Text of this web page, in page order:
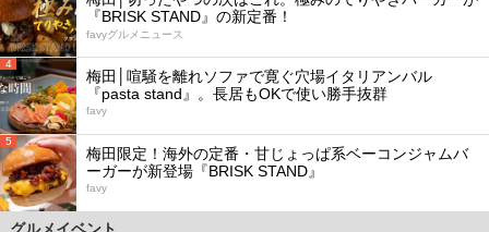
『BRISK STAND』の新定番！
favyグルメニュース
4
梅田│喧騒を離れソファで寛ぐ穴場イタリアンバル
『pasta stand』。長居もOKで使い勝手抜群
favy
5
梅田限定！海外の定番・甘じょっぱ系ベーコンジャムバ
ーガーが新登場『BRISK STAND』
favy
グルメイベント